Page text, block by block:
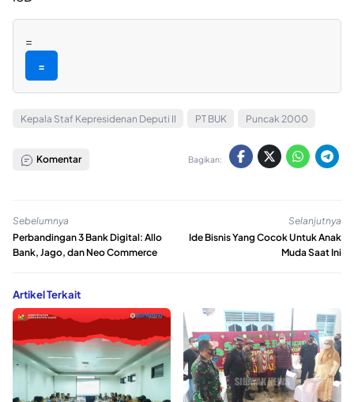
=
=
Kepala Staf Kepresidenan Deputi II PT BUK Puncak 2000
Komentar Bagikan:
Sebelumnya
Perbandingan 3 Bank Digital: Allo
Bank, Jago, dan Neo Commerce
Selanjutnya
Ide Bisnis Yang Cocok Untuk Anak
Muda Saat Ini
Artikel Terkait